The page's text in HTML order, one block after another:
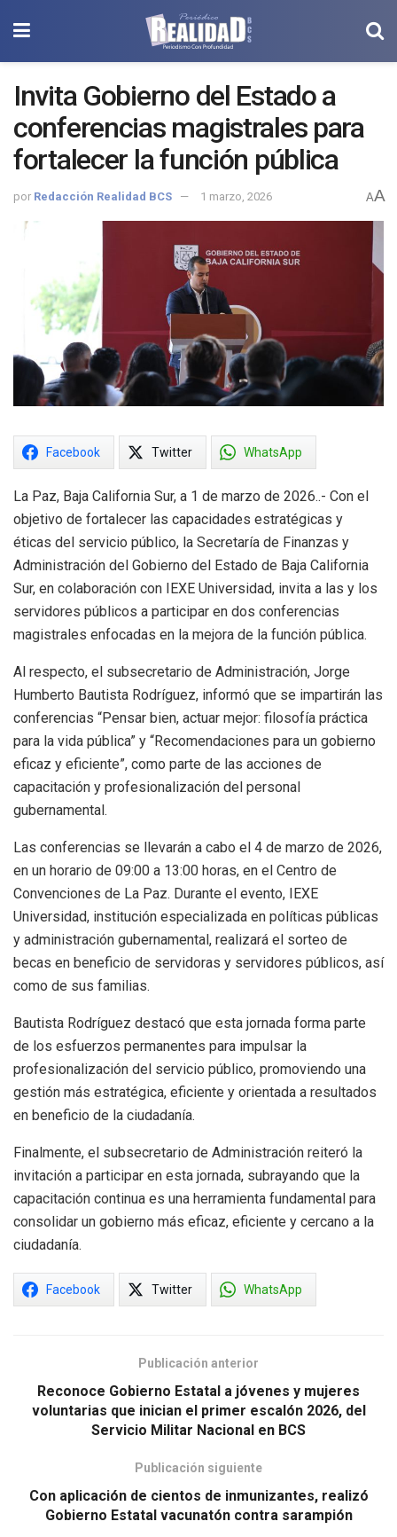
Invita Gobierno del Estado a
conferencias magistrales para
fortalecer la función pública
por Redacción Realidad BCS 1 marzo, 2026 AA
Facebook Twitter WhatsApp
La Paz, Baja California Sur, a 1 de marzo de 2026..- Con el
objetivo de fortalecer las capacidades estratégicas y
éticas del servicio público, la Secretaría de Finanzas y
Administración del Gobierno del Estado de Baja California
Sur, en colaboración con IEXE Universidad, invita a las y los
servidores públicos a participar en dos conferencias
magistrales enfocadas en la mejora de la función pública.
Al respecto, el subsecretario de Administración, Jorge
Humberto Bautista Rodríguez, informó que se impartirán las
conferencias “Pensar bien, actuar mejor: filosofía práctica
para la vida pública” y “Recomendaciones para un gobierno
eficaz y eficiente”, como parte de las acciones de
capacitación y profesionalización del personal
gubernamental.
Las conferencias se llevarán a cabo el 4 de marzo de 2026,
en un horario de 09:00 a 13:00 horas, en el Centro de
Convenciones de La Paz. Durante el evento, IEXE
Universidad, institución especializada en políticas públicas
y administración gubernamental, realizará el sorteo de
becas en beneficio de servidoras y servidores públicos, así
como de sus familias.
Bautista Rodríguez destacó que esta jornada forma parte
de los esfuerzos permanentes para impulsar la
profesionalización del servicio público, promoviendo una
gestión más estratégica, eficiente y orientada a resultados
en beneficio de la ciudadanía.
Finalmente, el subsecretario de Administración reiteró la
invitación a participar en esta jornada, subrayando que la
capacitación continua es una herramienta fundamental para
consolidar un gobierno más eficaz, eficiente y cercano a la
ciudadanía.
Facebook Twitter WhatsApp
Publicación anterior
Reconoce Gobierno Estatal a jóvenes y mujeres
voluntarias que inician el primer escalón 2026, del
Servicio Militar Nacional en BCS
Publicación siguiente
Con aplicación de cientos de inmunizantes, realizó
Gobierno Estatal vacunatón contra sarampión